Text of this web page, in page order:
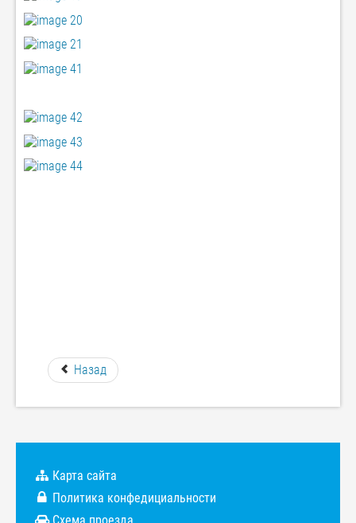
Назад
Карта сайта
Политика конфедициальности